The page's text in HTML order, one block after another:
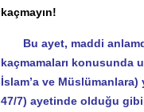
kaçmayın!
Bu ayet, maddi
kaçmamaları konusunda
İslam’a ve Müslümanlara)
47/7) ayetinde olduğu gibi